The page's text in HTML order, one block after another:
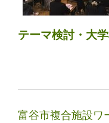
テーマ検討・大
富谷市複合施設ワ